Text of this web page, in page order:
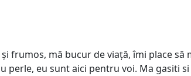
frumos, mă bucur de viață, îmi place
eu sunt aici pentru voi. Ma gasiti